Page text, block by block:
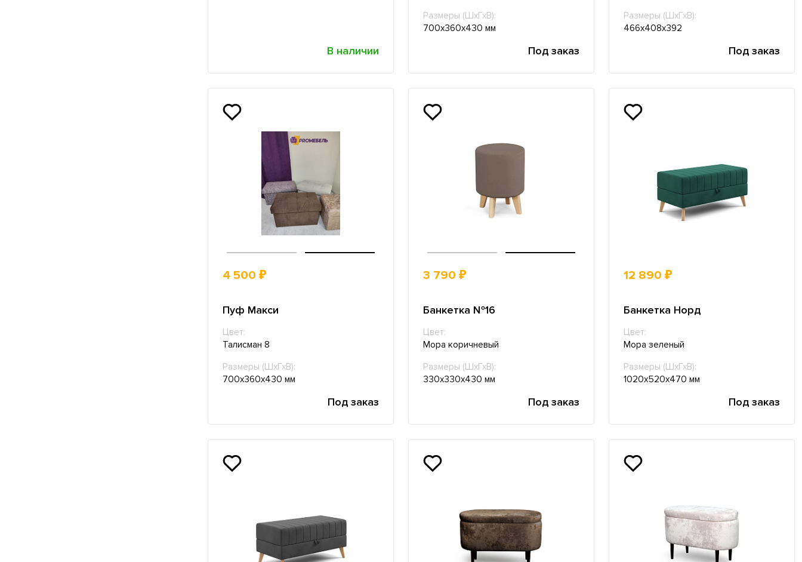
В наличии
Размеры (ШхГхВ):
700х360х430 мм
Под заказ
Размеры (ШхГхВ):
466х408х392
Под заказ
4 500 ₽
Пуф Макси
Цвет:
Талисман 8
Размеры (ШхГхВ):
700х360х430 мм
Под заказ
3 790 ₽
Банкетка №16
Цвет:
Мора коричневый
Размеры (ШхГхВ):
330х330х430 мм
Под заказ
12 890 ₽
Банкетка Норд
Цвет:
Мора зеленый
Размеры (ШхГхВ):
1020х520х470 мм
Под заказ